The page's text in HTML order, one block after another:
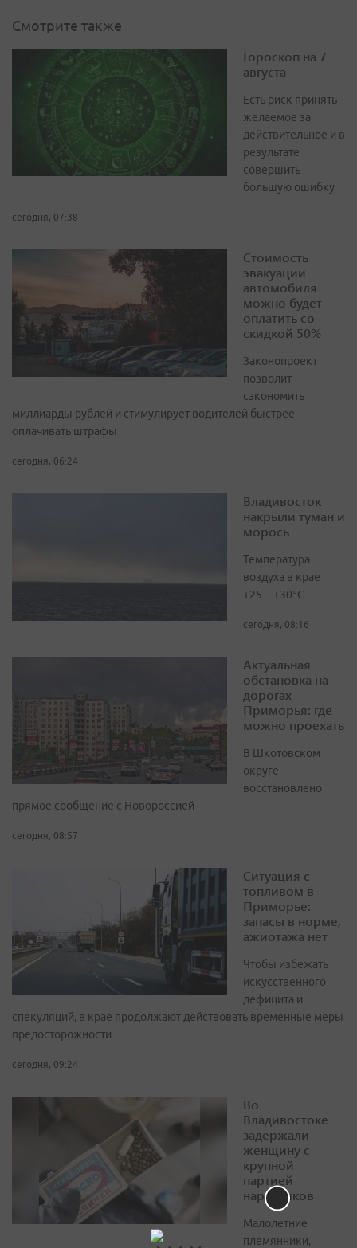
Смотрите также
Гороскоп на 7
августа
Есть риск принять
желаемое за
действительное и в
результате
совершить
большую ошибку
сегодня, 07:38
Стоимость
эвакуации
автомобиля
можно будет
оплатить со
скидкой 50%
Законопроект
позволит
сэкономить
миллиарды рублей и стимулирует водителей быстрее
оплачивать штрафы
сегодня, 06:24
Владивосток
накрыли туман и
морось
Температура
воздуха в крае
+25…+30°C
сегодня, 08:16
Актуальная
обстановка на
дорогах
Приморья: где
можно проехать
В Шкотовском
округе
восстановлено
прямое сообщение с Новороссией
сегодня, 08:57
Ситуация с
топливом в
Приморье:
запасы в норме,
ажиотажа нет
Чтобы избежать
искусственного
дефицита и
спекуляций, в крае продолжают действовать временные меры
предосторожности
сегодня, 09:24
Во
Владивостоке
задержали
женщину с
крупной
партией
наркотиков
Малолетние
племянники,